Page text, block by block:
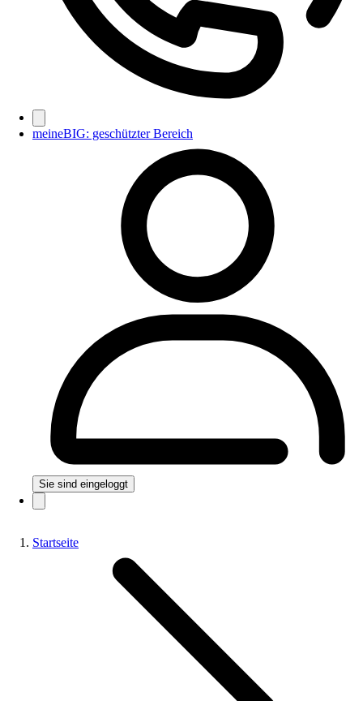
meineBIG: geschützter Bereich
Sie sind eingeloggt
Startseite